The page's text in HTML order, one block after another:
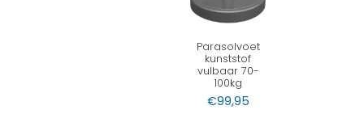
Parasolvoet
kunststof
vulbaar 70-
100kg
€99,95